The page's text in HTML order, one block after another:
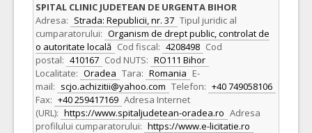
SPITAL CLINIC JUDETEAN DE URGENTA BIHOR
Adresa: Strada: Republicii, nr. 37 Tipul juridic al
cumparatorului: Organism de drept public, controlat de
o autoritate locală Cod fiscal: 4208498 Cod
postal: 410167 Cod NUTS: RO111 Bihor
Localitate: Oradea Tara: Romania E-
mail: scjo.achizitii@yahoo.com Telefon: +40 749058106
Fax: +40 259417169 Adresa Internet
(URL): https://www.spitaljudetean-oradea.ro Adresa
profilului cumparatorului: https://www.e-licitatie.ro